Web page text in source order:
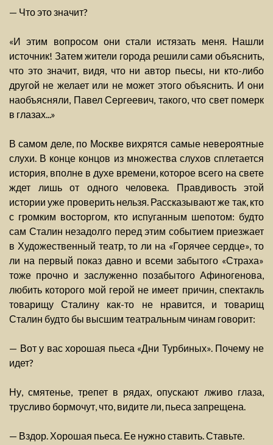
— Что это значит?
«И этим вопросом они стали истязать меня. Нашли
источник! Затем жители города решили сами объяснить,
что это значит, видя, что ни автор пьесы, ни кто-либо
другой не желает или не может этого объяснить. И они
наобъясняли, Павел Сергеевич, такого, что свет померк
в глазах...»
В самом деле, по Москве вихрятся самые невероятные
слухи. В конце концов из множества слухов сплетается
история, вполне в духе времени, которое всего на свете
ждет лишь от одного человека. Правдивость этой
истории уже проверить нельзя. Рассказывают же так, кто
с громким восторгом, кто испуганным шепотом: будто
сам Сталин незадолго перед этим событием приезжает
в Художественный театр, то ли на «Горячее сердце», то
ли на первый показ давно и всеми забытого «Страха»
тоже прочно и заслуженно позабытого Афиногенова,
любить которого мой герой не имеет причин, спектакль
товарищу Сталину как-то не нравится, и товарищ
Сталин будто бы высшим театральным чинам говорит:
— Вот у вас хорошая пьеса «Дни Турбиных». Почему не
идет?
Ну, смятенье, трепет в рядах, опускают лживо глаза,
трусливо бормочут, что, видите ли, пьеса запрещена.
— Вздор. Хорошая пьеса. Ее нужно ставить. Ставьте.